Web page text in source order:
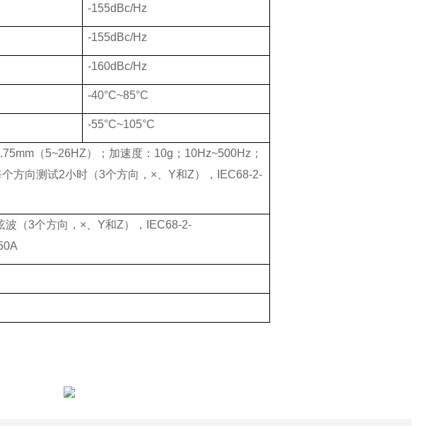
-155dBc/Hz
-155dBc/Hz
-160dBc/Hz
-40°C~85°C
-55°C~105°C
（5~26HZ）；加速度： 10g ； 10Hz~500Hz ；
方向测试2小时（3个方向，×、 Y和Z），
IEC68-2-
波（3个方向，×、 Y和Z），
IEC68-2-